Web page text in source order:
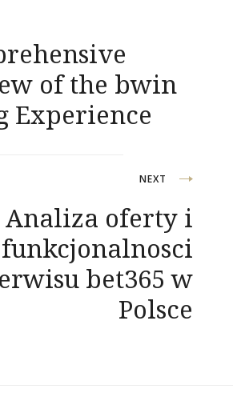
of the bwin
Experience
NEXT
Analiza oferty i
funkcjonalnosci
bet365 w
Polsce